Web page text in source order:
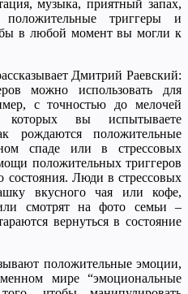
музыка, приятный запах,
триггеры и
в любой момент вы могли к
Дмитрий Раевский:
можно использовать для
с точностью до мелочей
которых вы испытываете
рождаются положительные
спаде или в стрессовых
положительных триггеров
состояния. Люди в стрессовых
вкусного чая или кофе,
смотрят на фото семьи –
вернуться в состояние
положительные эмоции,
мире “эмоциональные